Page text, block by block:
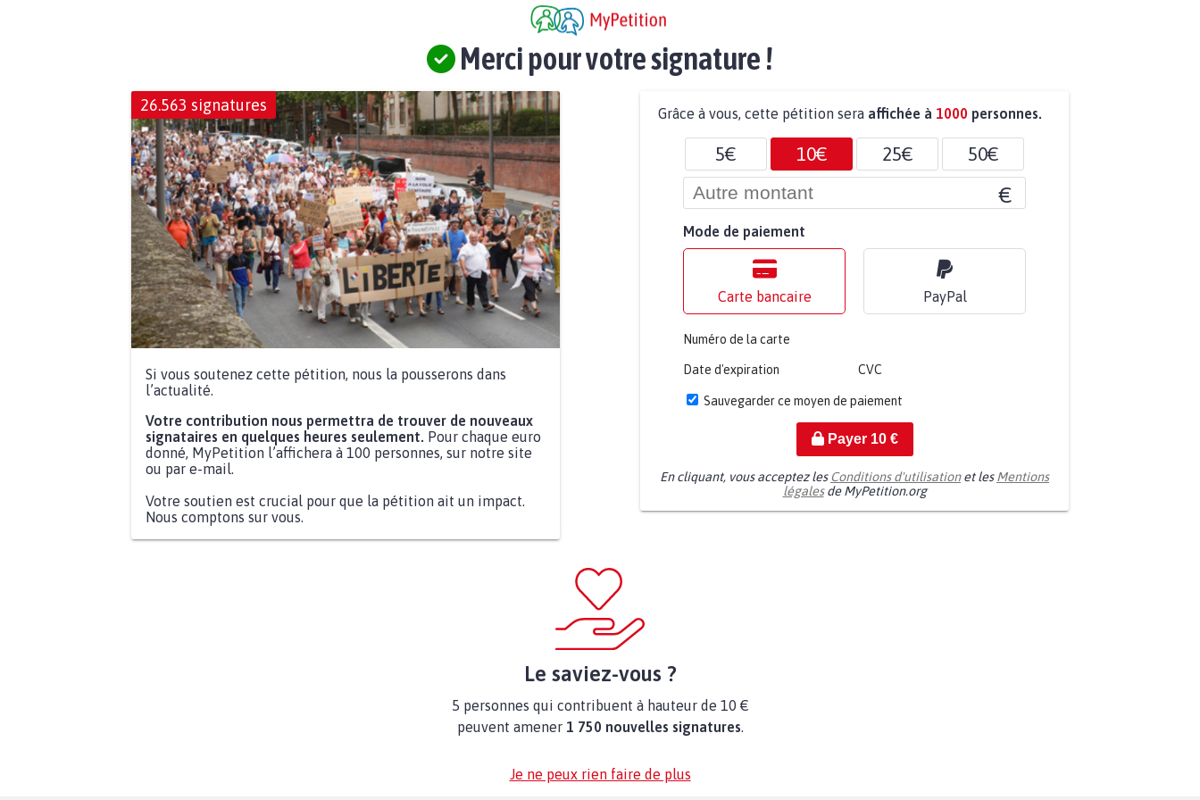
Merci pour votre signature !
26.563 signatures
Si vous soutenez cette pétition, nous la pousserons dans
l’actualité.
Votre contribution nous permettra de trouver de nouveaux
signataires en quelques heures seulement. Pour chaque euro
donné, MyPetition l’affichera à 100 personnes, sur notre site
ou par e-mail.
Votre soutien est crucial pour que la pétition ait un impact.
Nous comptons sur vous.
Grâce à vous, cette pétition sera affichée à 1000 personnes.
5€ 10€ 25€ 50€
€
Mode de paiement
Carte bancaire PayPal
Numéro de la carte
Date d'expiration CVC
Sauvegarder ce moyen de paiement
Payer 10€
En cliquant, vous acceptez les Conditions d'utilisationet lesMentions
légalesde MyPetition.org
Le saviez-vous ?
5 personnes qui contribuent à hauteur de 10 €
peuvent amener 1 750 nouvelles signatures.
Je ne peux rien faire de plus